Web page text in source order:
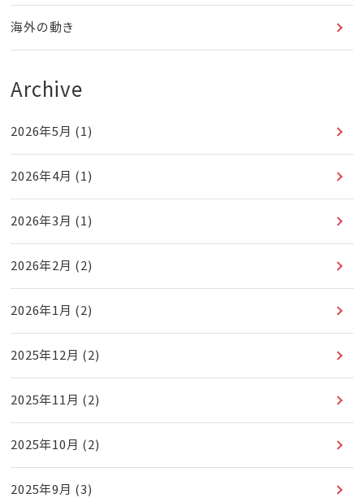
海外の動き
Archive
2026年5月 (1)
2026年4月 (1)
2026年3月 (1)
2026年2月 (2)
2026年1月 (2)
2025年12月 (2)
2025年11月 (2)
2025年10月 (2)
2025年9月 (3)